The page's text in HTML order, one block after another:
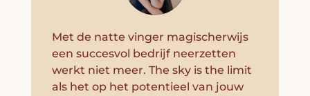
Met de natte vinger magischerwijs
een succesvol bedrijf neerzetten
werkt niet meer. The sky is the limit
als het op het potentieel van jouw